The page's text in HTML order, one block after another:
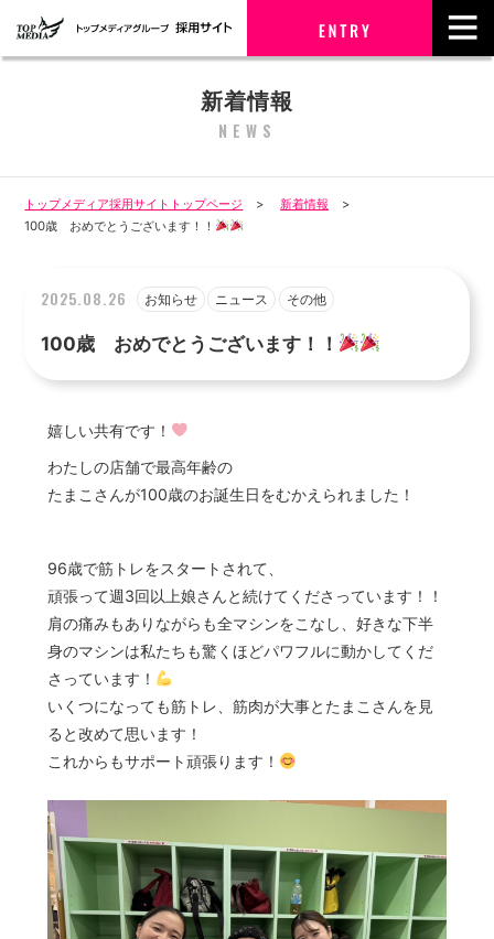
新着情報
NEWS
トップメディア採用サイトトップページ
新着情報
100歳 おめでとうございます！！
2025.08.26 お知らせ ニュース その他
100歳 おめでとうございます！！
嬉しい共有です！
わたしの店舗で最高年齢の
たまこさんが100歳のお誕生日をむかえられました！
96歳で筋トレをスタートされて、
頑張って週3回以上娘さんと続けてくださっています！！
肩の痛みもありながらも全マシンをこなし、好きな下半
身のマシンは私たちも驚くほどパワフルに動かしてくだ
さっています！
いくつになっても筋トレ、筋肉が大事とたまこさんを見
ると改めて思います！
これからもサポート頑張ります！